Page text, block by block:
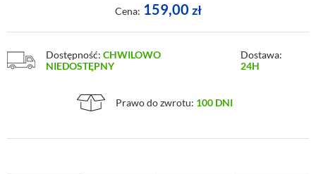
Cena: 159,00 zł
Dostępność: CHWILOWO
NIEDOSTĘPNY
Dostawa:
24H
Prawo do zwrotu: 100 DNI